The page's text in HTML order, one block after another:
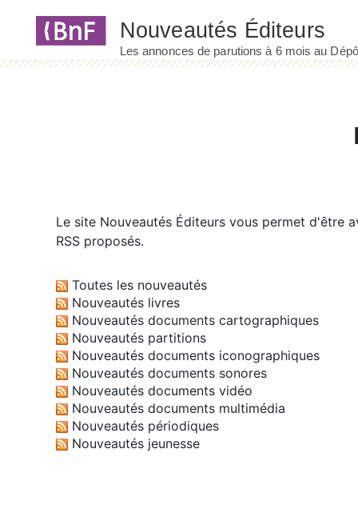
Le site Nouveautés Éditeurs vous permet d'être
RSS proposés.
Toutes les nouveautés
Nouveautés livres
Nouveautés documents cartographiques
Nouveautés partitions
Nouveautés documents iconographiques
Nouveautés documents sonores
Nouveautés documents vidéo
Nouveautés documents multimédia
Nouveautés périodiques
Nouveautés jeunesse